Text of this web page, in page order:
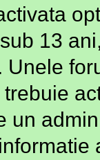
13
Unele
un